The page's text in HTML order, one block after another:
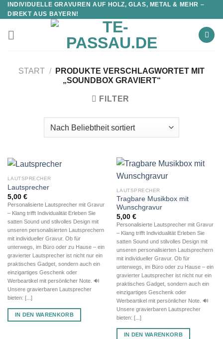
INDIVIDUELLE GRAVUREN AUF HOLZ, GLAS, METAL & MEHR –
DIREKT AUS BAYERN!
START /
PRODUKTE VERSCHLAGWORTET MIT
„SOUNDBOX GRAVIERT“
FILTER
LAUTSPRECHER
Lautsprecher
5,00 €
Personalisierte Lautsprecher mit Gravur
– Klang trifft Individualität Erleben Sie
satten Sound und stilvolles Design mit
unseren personalisierten Lautsprechern
mit individueller Gravur. Ob für
unterwegs, im Büro oder zu Hause – ein
gravierter Lautsprecher ist nicht nur ein
praktisches Gadget, sondern auch ein
einzigartiges Geschenk oder
Werbeartikel mit persönlicher Note. 🔊
Unsere gravierbaren Lautsprecher
bieten: [...]
IN DEN WARENKORB
LAUTSPRECHER
Tragbare Musikbox mit
Wunschgravur
5,00 €
Personalisierte Lautsprecher mit Gravur
– Klang trifft Individualität Erleben Sie
satten Sound und stilvolles Design mit
unseren personalisierten Lautsprechern
mit individueller Gravur. Ob für
unterwegs, im Büro oder zu Hause – ein
gravierter Lautsprecher ist nicht nur ein
praktisches Gadget, sondern auch ein
einzigartiges Geschenk oder
Werbeartikel mit persönlicher Note. 🔊
Unsere gravierbaren Lautsprecher
bieten: [...]
IN DEN WARENKORB